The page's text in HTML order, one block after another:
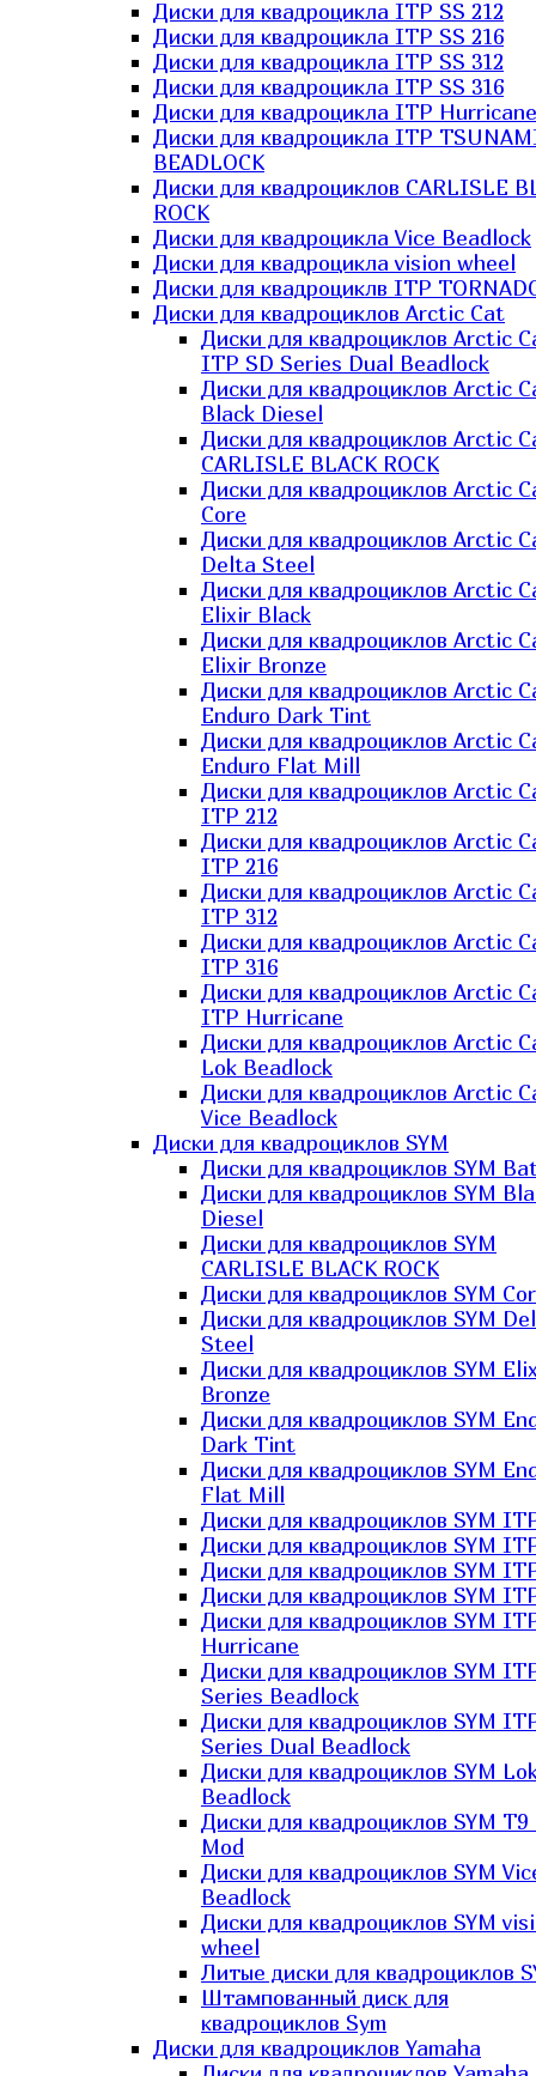
Диски для квадроцикла ITP SS 212
Диски для квадроцикла ITP SS 216
Диски для квадроцикла ITP SS 312
Диски для квадроцикла ITP SS 316
Диски для квадроцикла ITP Hurricane
Диски для квадроцикла ITP
BEADLOCK
Диски для квадроциклов CARLISLE
ROCK
Диски для квадроцикла Vice Beadlock
Диски для квадроцикла vision wheel
Диски для квадроциклв ITP
Диски для квадроциклов Arctic Cat
Диски для квадроциклов Arctic
ITP SD Series Dual Beadlock
Диски для квадроциклов Arctic
Black Diesel
Диски для квадроциклов Arctic
CARLISLE BLACK ROCK
Диски для квадроциклов Arctic
Core
Диски для квадроциклов Arctic
Delta Steel
Диски для квадроциклов Arctic
Elixir Black
Диски для квадроциклов Arctic
Elixir Bronze
Диски для квадроциклов Arctic
Enduro Dark Tint
Диски для квадроциклов Arctic
Enduro Flat Mill
Диски для квадроциклов Arctic
ITP 212
Диски для квадроциклов Arctic
ITP 216
Диски для квадроциклов Arctic
ITP 312
Диски для квадроциклов Arctic
ITP 316
Диски для квадроциклов Arctic
ITP Hurricane
Диски для квадроциклов Arctic
Lok Beadlock
Диски для квадроциклов Arctic
Vice Beadlock
Диски для квадроциклов SYM
Диски для квадроциклов SYM
Диски для квадроциклов SYM
Diesel
Диски для квадроциклов SYM
CARLISLE BLACK ROCK
Диски для квадроциклов SYM
Диски для квадроциклов SYM
Steel
Диски для квадроциклов SYM
Bronze
Диски для квадроциклов SYM
Dark Tint
Диски для квадроциклов SYM
Flat Mill
Диски для квадроциклов SYM
Диски для квадроциклов SYM
Диски для квадроциклов SYM
Диски для квадроциклов SYM
Диски для квадроциклов SYM
Hurricane
Диски для квадроциклов SYM
Series Beadlock
Диски для квадроциклов SYM
Series Dual Beadlock
Диски для квадроциклов SYM
Beadlock
Диски для квадроциклов SYM T9
Mod
Диски для квадроциклов SYM
Beadlock
Диски для квадроциклов SYM
wheel
Литые диски для квадроциклов
Штампованный диск для
квадроциклов Sym
Диски для квадроциклов Yamaha